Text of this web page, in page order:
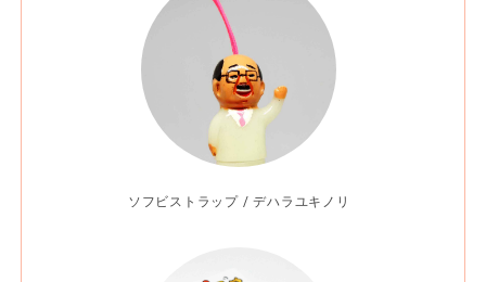
ソフビストラップ / デハラユキノリ